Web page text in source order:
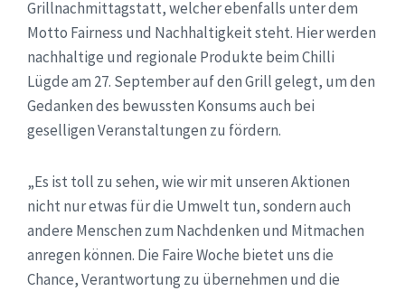
Grillnachmittagstatt, welcher ebenfalls unter dem
Motto Fairness und Nachhaltigkeit steht. Hier werden
nachhaltige und regionale Produkte beim Chilli
Lügde am 27. September auf den Grill gelegt, um den
Gedanken des bewussten Konsums auch bei
geselligen Veranstaltungen zu fördern.
„Es ist toll zu sehen, wie wir mit unseren Aktionen
nicht nur etwas für die Umwelt tun, sondern auch
andere Menschen zum Nachdenken und Mitmachen
anregen können. Die Faire Woche bietet uns die
Chance, Verantwortung zu übernehmen und die